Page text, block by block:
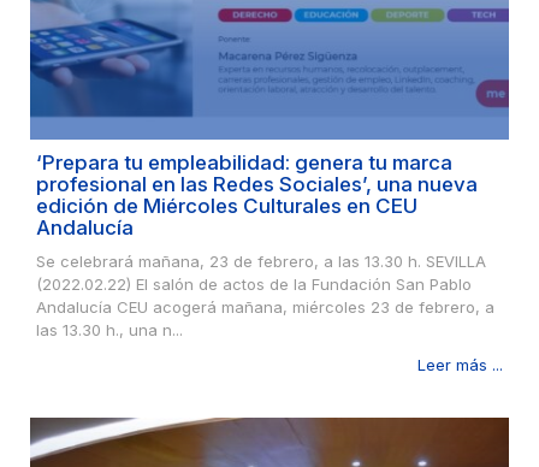
‘Prepara tu empleabilidad: genera tu marca
profesional en las Redes Sociales’, una nueva
edición de Miércoles Culturales en CEU
Andalucía
Se celebrará mañana, 23 de febrero, a las 13.30 h. SEVILLA
(2022.02.22) El salón de actos de la Fundación San Pablo
Andalucía CEU acogerá mañana, miércoles 23 de febrero, a
las 13.30 h., una n...
Leer más ...